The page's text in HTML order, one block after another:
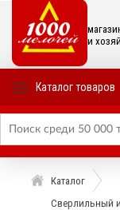
и
Каталог товаров
Каталог
Сверлильный